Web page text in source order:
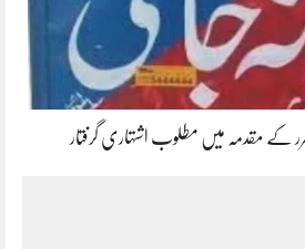
کے مقدمہ میں مطلوب اشتہاری گرفتار